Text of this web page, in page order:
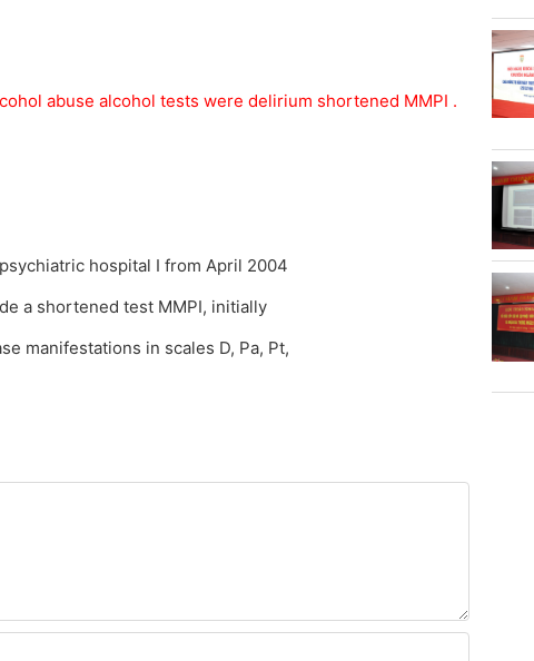
abuse alcohol tests were delirium shortened MMPI .
hospital I from April 2004
a shortened test MMPI, initially
manifestations in scales D, Pa, Pt,